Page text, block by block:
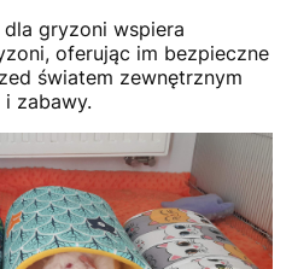
gryzoni wspiera
oferując im bezpieczne
światem zewnętrznym
zabawy.